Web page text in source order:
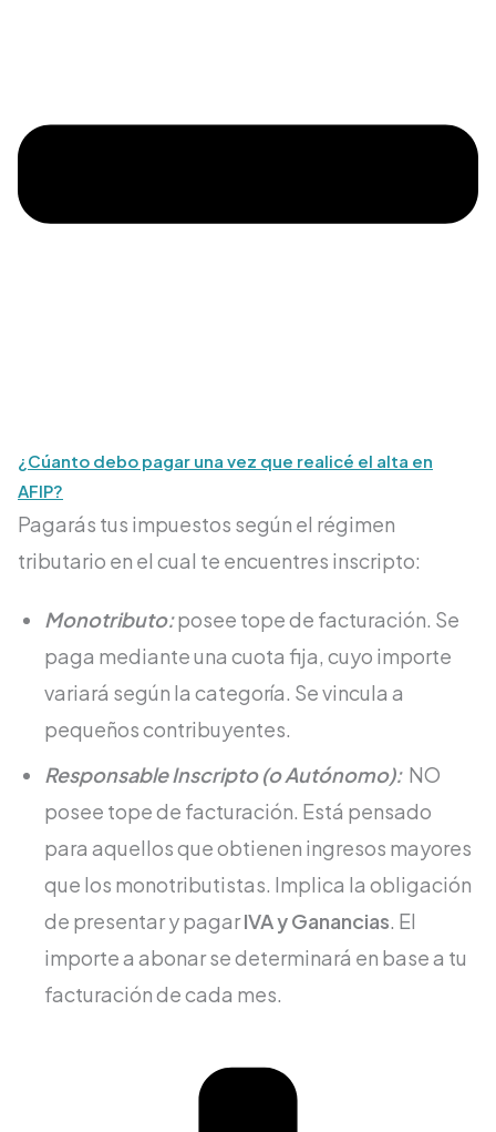
¿Cúanto debo pagar una vez que realicé el alta en
AFIP?
Pagarás tus impuestos según el régimen
tributario en el cual te encuentres inscripto:
Monotributo:posee tope de facturación. Se
paga mediante una cuota fija, cuyo importe
variará según la categoría. Se vincula a
pequeños contribuyentes.
Responsable Inscripto (o Autónomo): NO
posee tope de facturación. Está pensado
para aquellos que obtienen ingresos mayores
que los monotributistas. Implica la obligación
de presentar y pagarIVA y Ganancias . El
importe a abonar se determinará en base a tu
facturación de cada mes.